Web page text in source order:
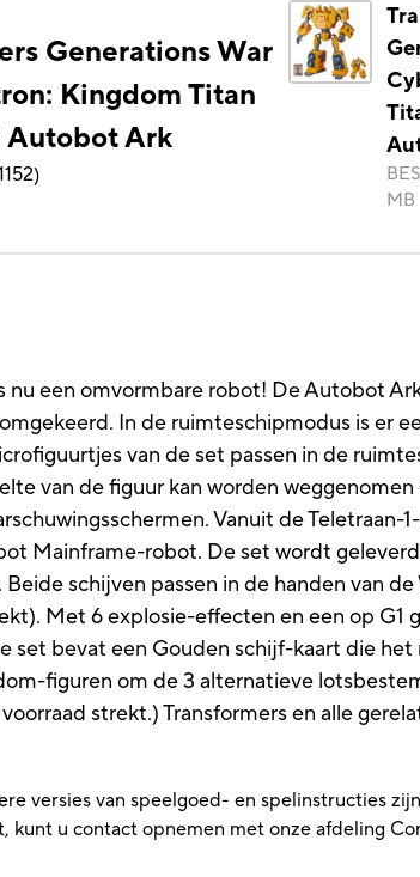
Generations War
Kingdom Titan
Ark
)
MB
een omvormbare robot! De Autobot
In de ruimteschipmodus is er
van de set passen in de
van de figuur kan worden
Vanuit de Teletraan-
Mainframe-robot. De set wordt
Beide schijven passen in de handen van
Met 6 explosie-effecten en een op G1
set bevat een Gouden schijf-kaart die
figuren om de 3 alternatieve
strekt.) Transformers en alle
versies van speelgoed- en spelinstructies
kunt u contact opnemen met onze afdeling